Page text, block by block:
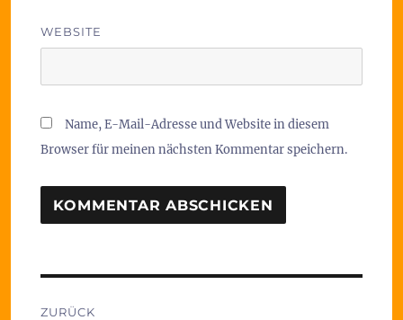
WEBSITE
Name, E-Mail-Adresse und Website in diesem
Browser für meinen nächsten Kommentar speichern.
ZURÜCK